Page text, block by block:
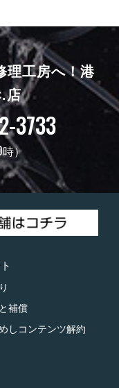
理工房へ！港
店
3733
）
補償
しコンテンツ解約